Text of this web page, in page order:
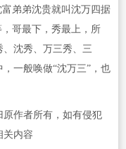
弟弟沈贵就叫沈万四据
哥最下，秀最上，所
沈秀、万三秀、三
一般唤做“沈万三”，也
作者所有，如有侵犯
关内容